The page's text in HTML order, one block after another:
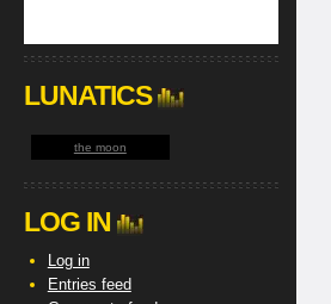
LUNATICS
the moon
LOG IN
Log in
Entries feed